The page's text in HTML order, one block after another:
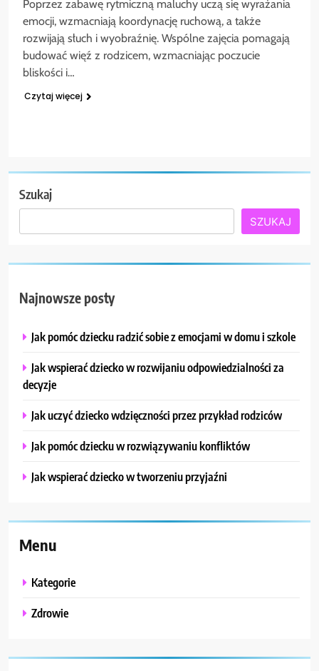
Poprzez zabawę rytmiczną maluchy uczą się wyrażania
emocji, wzmacniają koordynację ruchową, a także
rozwijają słuch i wyobraźnię. Wspólne zajęcia pomagają
budować więź z rodzicem, wzmacniając poczucie
bliskości i…
Czytaj więcej
Szukaj
SZUKAJ
Najnowsze posty
Jak pomóc dziecku radzić sobie z emocjami w domu i szkole
Jak wspierać dziecko w rozwijaniu odpowiedzialności za
decyzje
Jak uczyć dziecko wdzięczności przez przykład rodziców
Jak pomóc dziecku w rozwiązywaniu konfliktów
Jak wspierać dziecko w tworzeniu przyjaźni
Menu
Kategorie
Zdrowie